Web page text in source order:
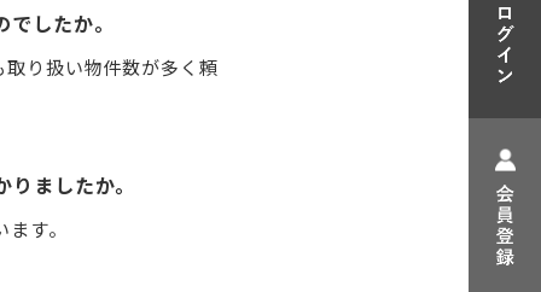
したか。
り扱い物件数が多く頼
ましたか。
す。